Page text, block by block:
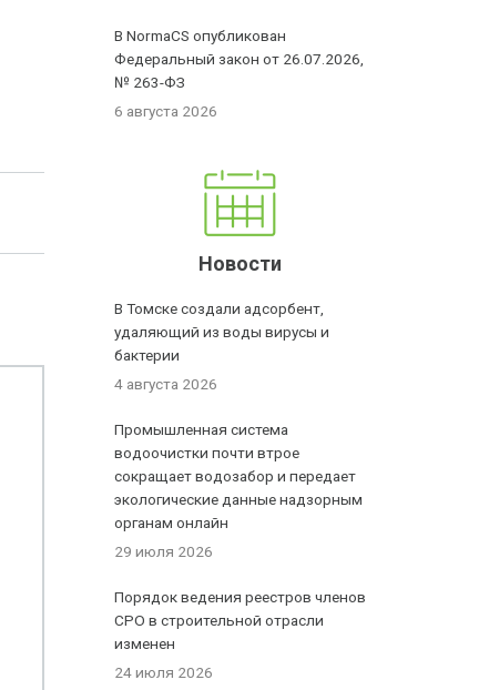
В NormaCS опубликован
Федеральный закон от 26.07.2026,
№ 263-ФЗ
6 августа 2026
Новости
В Томске создали адсорбент,
удаляющий из воды вирусы и
бактерии
4 августа 2026
Промышленная система
водоочистки почти втрое
сокращает водозабор и передает
экологические данные надзорным
органам онлайн
29 июля 2026
Порядок ведения реестров членов
СРО в строительной отрасли
изменен
24 июля 2026